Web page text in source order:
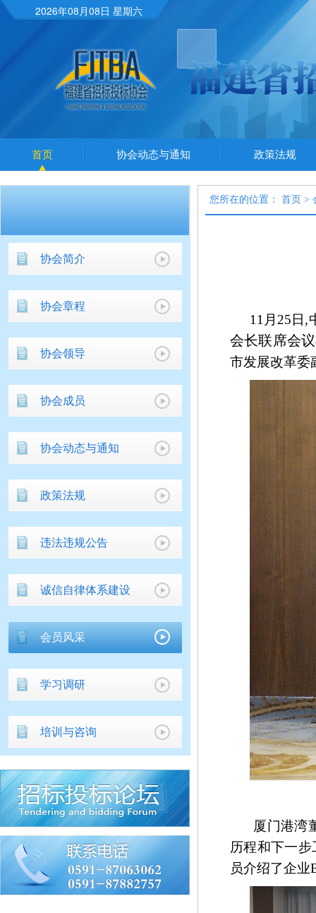
2026年08月08日 星期六
首页 协会动态与通知 政策法规
协会简介
协会章程
协会领导
协会成员
协会动态与通知
政策法规
违法违规公告
诚信自律体系建设
会员风采
学习调研
培训与咨询
您所在的位置： 首页 >
11月25日,
会长联席会议
市发展改革委
厦门港湾
历程和下一
员介绍了企